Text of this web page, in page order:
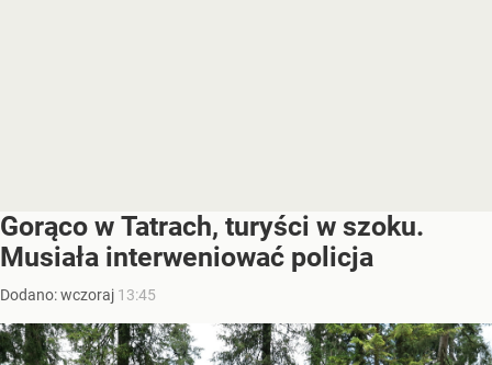
Gorąco w Tatrach, turyści w szoku.
Musiała interweniować policja
Dodano:wczoraj 13:45